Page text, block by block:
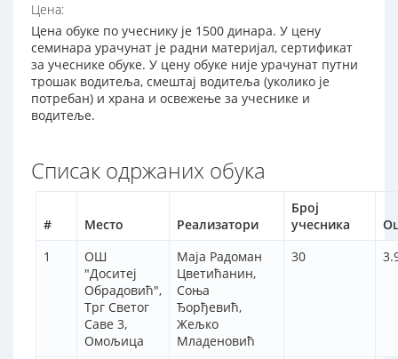
Цена:
Цена обуке по учеснику је 1500 динара. У цену
семинара урачунат је радни материјал, сертификат
за учеснике обуке. У цену обуке није урачунат путни
трошак водитеља, смештај водитеља (уколико је
потребан) и храна и освежење за учеснике и
водитеље.
Списак одржаних обука
# Место Реализатори
Број
учесника
1
ОШ
"Доситеј
Обрадовић",
Трг Светог
Саве 3,
Омољица
Маја Радоман
Цветићанин,
Соња
Ђорђевић,
Жељко
Младеновић
30